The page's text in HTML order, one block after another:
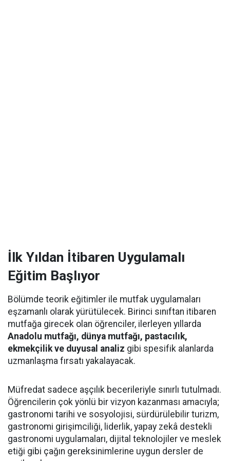
İlk Yıldan İtibaren Uygulamalı
Eğitim Başlıyor
Bölümde teorik eğitimler ile mutfak uygulamaları
eşzamanlı olarak yürütülecek. Birinci sınıftan itibaren
mutfağa girecek olan öğrenciler, ilerleyen yıllarda
Anadolu mutfağı, dünya mutfağı, pastacılık,
ekmekçilik ve duyusal analiz gibi spesifik alanlarda
uzmanlaşma fırsatı yakalayacak.
Müfredat sadece aşçılık becerileriyle sınırlı tutulmadı.
Öğrencilerin çok yönlü bir vizyon kazanması amacıyla;
gastronomi tarihi ve sosyolojisi, sürdürülebilir turizm,
gastronomi girişimciliği, liderlik, yapay zekâ destekli
gastronomi uygulamaları, dijital teknolojiler ve meslek
etiği gibi çağın gereksinimlerine uygun dersler de